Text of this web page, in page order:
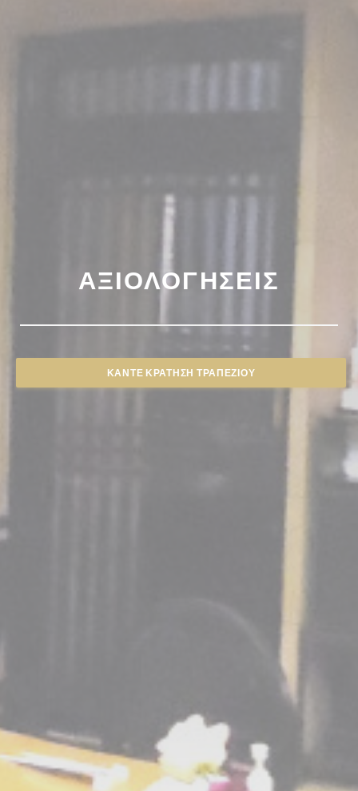
ΑΞΙΟΛΟΓΉΣΕΙΣ
ΚΆΝΤΕ ΚΡΆΤΗΣΗ ΤΡΑΠΕΖΙΟΎ